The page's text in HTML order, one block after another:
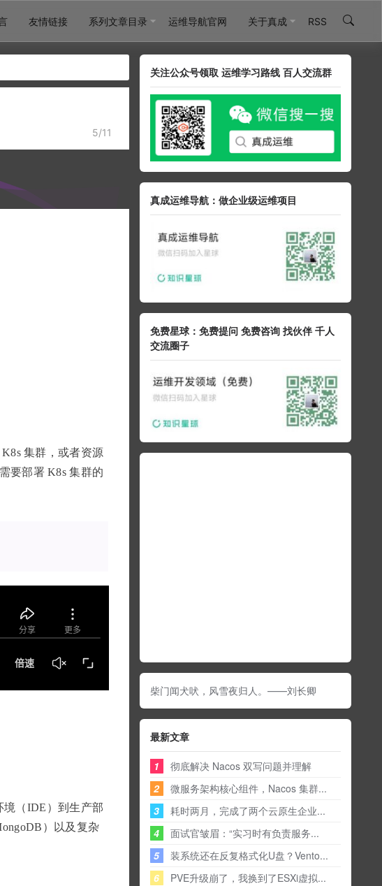
友情链接 系列文章目录 运维导航官网 关于真成 RSS
5/11
集群，或者资源
要部署 K8s 集群的
境（IDE）到生产部
）以及复杂
关注公众号领取 运维学习路线 百人交流群
真成运维导航：做企业级运维项目
免费星球：免费提问 免费咨询 找伙伴 千人
交流圈子
柴门闻犬吠，风雪夜归人。——刘长卿
最新文章
1
彻底解决 Nacos 双写问题并理解
2
微服务架构核心组件，Nacos 集群...
3
耗时两月，完成了两个云原生企业...
4
面试官皱眉：“实习时有负责服务...
5
装系统还在反复格式化U盘？Vento...
6
PVE升级崩了，我换到了ESXi虚拟...